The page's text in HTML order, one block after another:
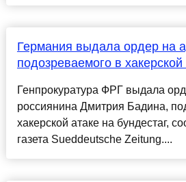
Германия выдала ордер на
подозреваемого в
Генпрокуратура ФРГ выдала
россиянина Дмитрия Бадина,
хакерской атаке на бундестаг,
газета Sueddeutsche Zeitung....